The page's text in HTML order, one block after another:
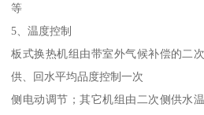
等
5、温度控制
板式换热机组由带室外气候补偿的二
供、回水平均品度控制一次
侧电动调节；其它机组由二次侧供水